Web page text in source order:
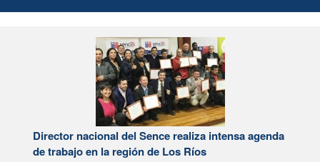
Director nacional del Sence realiza intensa agenda
de trabajo en la región de Los Ríos